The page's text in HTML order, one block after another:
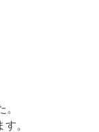
。